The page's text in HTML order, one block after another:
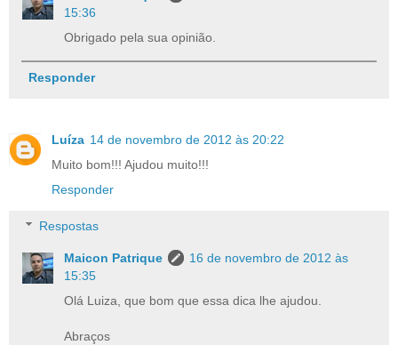
15:36
Obrigado pela sua opinião.
Responder
Luíza 14 de novembro de 2012 às 20:22
Muito bom!!! Ajudou muito!!!
Responder
Respostas
Maicon Patrique
16 de novembro de 2012 às
15:35
Olá Luiza, que bom que essa dica lhe ajudou.
Abraços